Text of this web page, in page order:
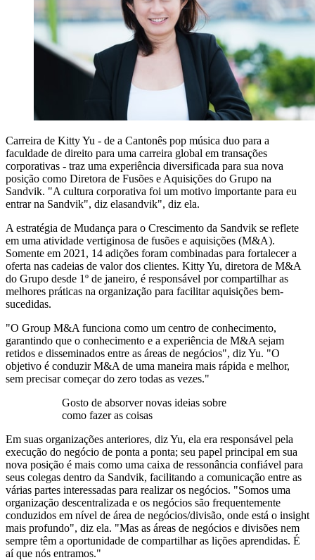
Carreira de Kitty Yu - de a Cantonês pop música duo para a
faculdade de direito para uma carreira global em transações
corporativas - traz uma experiência diversificada para sua nova
posição como Diretora de Fusões e Aquisições do Grupo na
Sandvik. "A cultura corporativa foi um motivo importante para eu
entrar na Sandvik", diz elasandvik", diz ela.
A estratégia de Mudança para o Crescimento da Sandvik se reflete
em uma atividade vertiginosa de fusões e aquisições (M&A).
Somente em 2021, 14 adições foram combinadas para fortalecer a
oferta nas cadeias de valor dos clientes. Kitty Yu, diretora de M&A
do Grupo desde 1º de janeiro, é responsável por compartilhar as
melhores práticas na organização para facilitar aquisições bem-
sucedidas.
"O Group M&A funciona como um centro de conhecimento,
garantindo que o conhecimento e a experiência de M&A sejam
retidos e disseminados entre as áreas de negócios", diz Yu. "O
objetivo é conduzir M&A de uma maneira mais rápida e melhor,
sem precisar começar do zero todas as vezes."
Gosto de absorver novas ideias sobre
como fazer as coisas
Em suas organizações anteriores, diz Yu, ela era responsável pela
execução do negócio de ponta a ponta; seu papel principal em sua
nova posição é mais como uma caixa de ressonância confiável para
seus colegas dentro da Sandvik, facilitando a comunicação entre as
várias partes interessadas para realizar os negócios. "Somos uma
organização descentralizada e os negócios são frequentemente
conduzidos em nível de área de negócios/divisão, onde está o insight
mais profundo", diz ela. "Mas as áreas de negócios e divisões nem
sempre têm a oportunidade de compartilhar as lições aprendidas. É
aí que nós entramos."